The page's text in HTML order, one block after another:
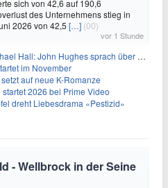
sich von 42,6 auf 190,6
des Unternehmens stieg in
2026 von 42,5 […] (00)
vor 1 Stunde
Hughes sprach über eine Fortsetzung von 'The Breakfast Club'
im November
auf neue K-Romanze
2026 bei Prime Video
dreht Liebesdrama «Pestizid»
- Wellbrock in der Seine